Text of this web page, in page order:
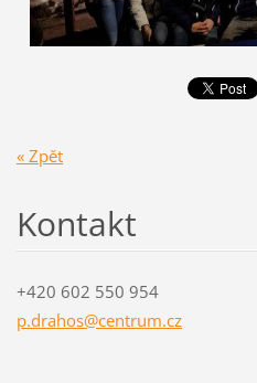
« Zpět
Kontakt
+420 602 550 954
p.drahos@centrum.cz